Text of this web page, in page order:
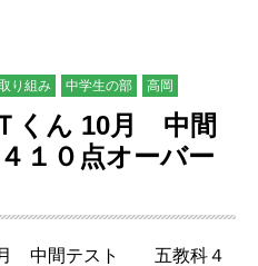
り組み 中学生の部 高岡
ん 10月 中間
０点オーバー
中間テスト 五教科４